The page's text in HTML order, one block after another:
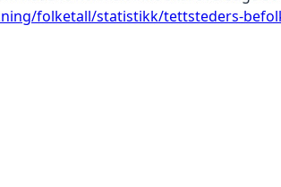
folketall/statistikk/tettsteders-